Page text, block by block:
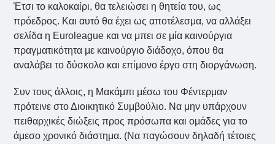
Έτσι το καλοκαίρι, θα τελειώσει η θητεία του, ως
πρόεδρος. Και αυτό θα έχει ως αποτέλεσμα, να αλλάξει
σελίδα η Euroleague και να μπει σε μία καινούργια
πραγματικότητα με καινούργιο διάδοχο, όπου θα
αναλάβει το δύσκολο και επίμονο έργο στη διοργάνωση.
Συν τους άλλοις, η Μακάμπι μέσω του Φέντερμαν
πρότεινε στο Διοικητικό Συμβούλιο. Nα μην υπάρχουν
πειθαρχικές διώξεις προς πρόσωπα και ομάδες για το
άμεσο χρονικό διάστημα. (Nα παγώσουν δηλαδή τέτοιες